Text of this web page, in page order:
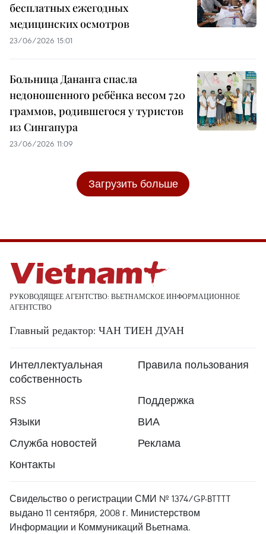
бесплатных ежегодных
медицинских осмотров
23/06/2026 15:01
Больница Дананга спасла
недоношенного ребёнка весом 720
граммов, родившегося у туристов
из Сингапура
23/06/2026 11:09
Загрузить больше
РУКОВОДЯЩЕЕ АГЕНТСТВО: ВЬЕТНАМСКОЕ ИНФОРМАЦИОННОЕ
АГЕНТСТВО
Главный редактор: ЧАН ТИЕН ДУАН
Интеллектуальная
собственность
Правила пользования
RSS
Поддержка
Языки
ВИА
Служба новостей
Реклама
Контакты
Свидельство о регистрации СМИ № 1374/GP-BTTTT
выдано 11 сентября, 2008 г. Министерством
Информации и Коммуникаций Вьетнама.